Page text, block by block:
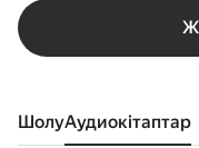
Шолу аудиокітаптар